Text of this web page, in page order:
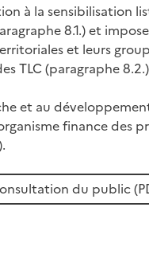
à la sensibilisation
8.1.) et
et leurs
TLC (paragraphe
et au
finance des
du public (